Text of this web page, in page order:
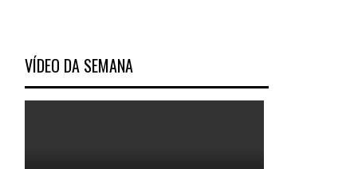
VÍDEO DA SEMANA